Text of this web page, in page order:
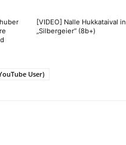
[VIDEO] Nalle Hukkataival in
„Silbergeier“ (8b+)
User)